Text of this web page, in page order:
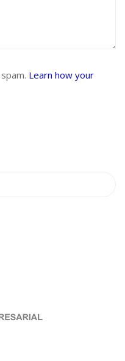
Learn how your